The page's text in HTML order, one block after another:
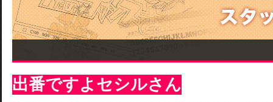
出番ですよセシルさん